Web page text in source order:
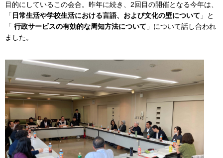
目的にしているこの会合。昨年に続き、2回目の開催となる今年は、
「 日常生活や学校生活における言語、および文化の壁について 」と
「 行政サービスの有効的な周知方法について 」について話し合われ
ました。